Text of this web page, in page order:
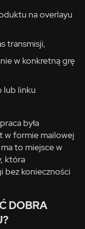
na overlayu
transmisji,
w konkretną grę
lub linku
była
w formie mailowej
to miejsce w
, która
bez konieczności
DOBRA